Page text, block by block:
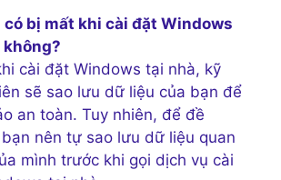
có bị mất khi cài đặt Windows
cài đặt Windows tại nhà, kỹ
sẽ sao lưu dữ liệu của bạn để
an toàn. Tuy nhiên, để đề
nên tự sao lưu dữ liệu quan
mình trước khi gọi dịch vụ cài